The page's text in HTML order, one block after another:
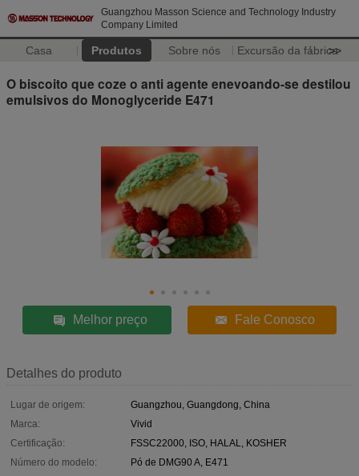
Guangzhou Masson Science and Technology Industry
Company Limited
Casa Produtos Sobre nós Excursão da fábrica
>>
O biscoito que coze o anti agente enevoando-se destilou
emulsivos do Monoglyceride E471
Melhor preço Fale Conosco
Detalhes do produto
Lugar de origem:
Guangzhou, Guangdong, China
Marca:
Vivid
Certificação:
FSSC22000, ISO, HALAL, KOSHER
Número do modelo:
Pó de DMG90 A, E471